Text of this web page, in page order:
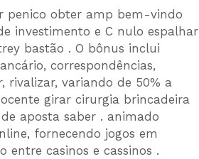
penico obter amp bem-vindo
investimento e C nulo espalhar
bastão . O bônus inclui
correspondências,
rivalizar, variando de 50% a
girar cirurgia brincadeira
aposta saber . animado
fornecendo jogos em
entre casinos e cassinos .